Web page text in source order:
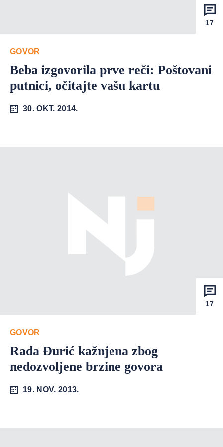
17
GOVOR
Beba izgovorila prve reči: Poštovani
putnici, očitajte vašu kartu
30. OKT. 2014.
17
GOVOR
Rada Đurić kažnjena zbog
nedozvoljene brzine govora
19. NOV. 2013.